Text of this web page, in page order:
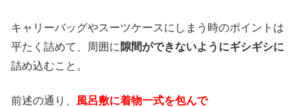
キャリーバッグやスーツケースにしまう時のポイントは
平たく詰めて、周囲に 隙間ができないようにギシギシに
詰め込むこと。
前述の通り、 風呂敷に着物一式を包んで